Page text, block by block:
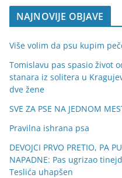
NAJNOVIJE OBJAVE
Više volim da psu kupim
Tomislavu pas spasio život
stanara iz solitera u
dve žene
SVE ZA PSE NA JEDNOM
Pravilna ishrana psa
DEVOJCI PRVO PRETIO, PA
NAPADNE: Pas ugrizao
Teslića uhapšen